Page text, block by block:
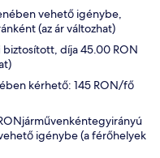
vehető igénybe,
(az ár változhat)
biztosított, díja 45.00 RON
kérhető: 145 RON/fő
igénybe (a férőhelyek